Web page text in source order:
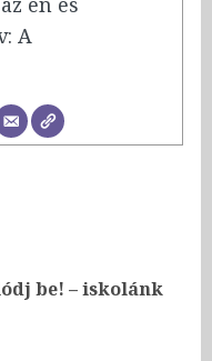
A
be! – iskolánk